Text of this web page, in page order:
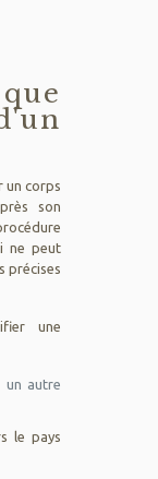
un corps
son
ne peut
précises
une
un autre
le pays